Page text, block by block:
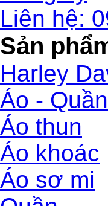
Liên hệ:
Sản
Harley
Áo - Quần
Áo thun
Áo khoác
Áo sơ mi